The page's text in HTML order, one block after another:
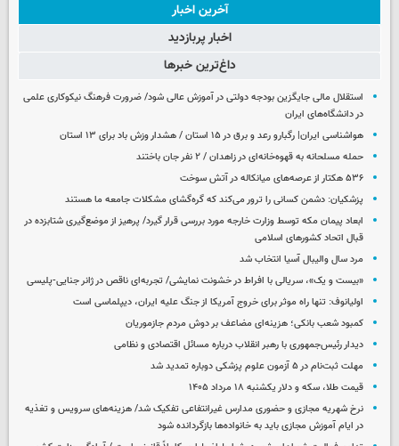
آخرین اخبار
اخبار پربازدید
داغ‌ترین خبرها
استقلال مالی جایگزین بودجه دولتی در آموزش عالی شود/ ضرورت فرهنگ نیکوکاری علمی
در دانشگاه‌های ایران
هواشناسی ایران| رگبارو رعد و برق در ۱۵ استان / هشدار وزش باد برای ۱۳ استان‌
حمله مسلحانه به قهوه‌خانه‌ای در زاهدان / ۲ نفر جان باختند
۵۳۶ هکتار از عرصه‌های میانکاله در آتش سوخت
پزشکیان: دشمن کسانی را ترور می‌کند که گره‌گشای مشکلات جامعه ما هستند
ابعاد پیمان مکه توسط وزارت خارجه مورد بررسی قرار گیرد/ پرهیز از موضع‌گیری شتابزده در
قبال اتحاد کشورهای اسلامی
مرد سال والیبال آسیا انتخاب شد
«بیست و یک»، سریالی با افراط در خشونت نمایشی/ تجربه‌ای ناقص در ژانر جنایی-پلیسی
اولیانوف: تنها راه موثر برای خروج آمریکا از جنگ علیه ایران، دیپلماسی است
کمبود شعب بانکی؛ هزینه‌ای مضاعف بر دوش مردم جازموریان
دیدار رئیس‌جمهوری با رهبر انقلاب درباره مسائل اقتصادی و نظامی
مهلت ثبت‌نام در ۵ آزمون علوم پزشکی دوباره تمدید شد
قیمت طلا، سکه و دلار یکشنبه ۱۸ مرداد ۱۴۰۵
نرخ شهریه مجازی و حضوری مدارس غیرانتفاعی تفکیک شد/ هزینه‌های سرویس و تغذیه
در ایام آموزش مجازی باید به خانواده‌ها بازگردانده شود